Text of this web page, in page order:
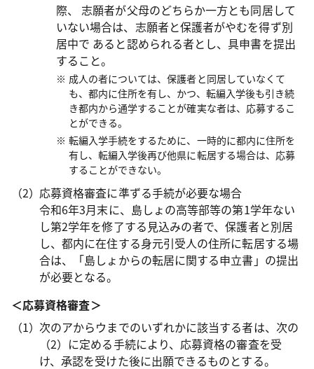
際、 志願者が父母のどちらか一方とも同居して
いない場合は、志願者と保護者がやむを得ず別
居中で あると認められる者とし、具申書を提出
すること。
成人の者については、保護者と同居していなくて
も、都内に住所を有し、かつ、転編入学後も引き続
き都内から通学することが確実な者は、応募するこ
とができる。
転編入学手続をするために、一時的に都内に住所を
有し、転編入学後再び他県に転居する場合は、応募
することができない。
応募資格審査に準ずる手続が必要な場合
令和6年3月末に、島しょの高等部等の第1学年ない
し第2学年を修了する見込みの者で、保護者と別居
し、都内に在住する身元引受人の住所に転居する場
合は、「島しょからの転居に関する申立書」の提出
が必要となる。
＜応募資格審査＞
次のアからウまでのいずれかに該当する者は、次の
（2）に定める手続により、応募資格の審査を受
け、承認を受けた後に出願できるものとする。